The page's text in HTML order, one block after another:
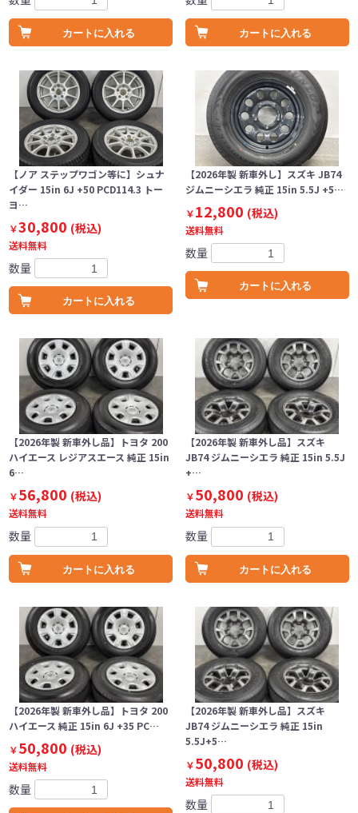
カートに入れる カートに入れる
【ノア ステップワゴン等に】シュナ
イダー 15in 6J +50 PCD114.3 トー
ヨ…
￥30,800 (税込)
送料無料
数量
カートに入れる
【2026年製 新車外し】スズキ JB74
ジムニーシエラ 純正 15in 5.5J +5…
￥12,800 (税込)
送料無料
数量
カートに入れる
【2026年製 新車外し品】トヨタ 200
ハイエース レジアスエース 純正 15in
6…
￥56,800 (税込)
送料無料
数量
カートに入れる
【2026年製 新車外し品】スズキ
JB74 ジムニーシエラ 純正 15in 5.5J
+…
￥50,800 (税込)
送料無料
数量
カートに入れる
【2026年製 新車外し品】トヨタ 200
ハイエース 純正 15in 6J +35 PC…
￥50,800 (税込)
送料無料
数量
【2026年製 新車外し品】スズキ
JB74 ジムニーシエラ 純正 15in
5.5J+5…
￥50,800 (税込)
送料無料
数量